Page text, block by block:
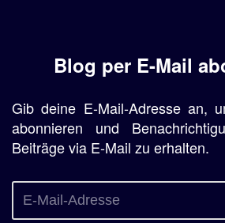
Blog per E-Mail
Gib deine E-Mail-Adresse an,
abonnieren und
Beiträge via E-Mail zu erhalten.